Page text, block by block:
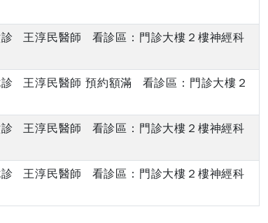
王淳民醫師 看診區：門診大樓２樓神經科
王淳民醫師 預約額滿 看診區：門診大樓２
王淳民醫師 看診區：門診大樓２樓神經科
王淳民醫師 看診區：門診大樓２樓神經科